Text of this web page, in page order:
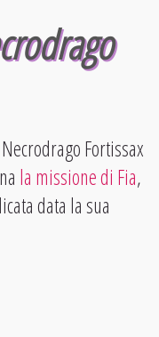
Fortissax
la missione di Fia,
data la sua